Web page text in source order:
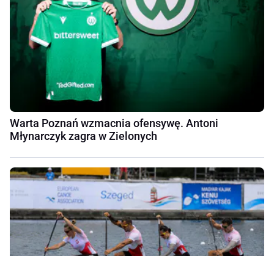
Warta Poznań wzmacnia ofensywę. Antoni
Młynarczyk zagra w Zielonych